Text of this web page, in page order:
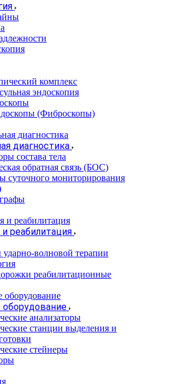
комплекс
эндоскопия
(Фиброcкопы)
диагностика
состава тела
обратная связь (БОС)
суточного мониторирования
реабилитация
волновой терапии
реабилитационные
анализаторы
станции выделения и
стейнеры